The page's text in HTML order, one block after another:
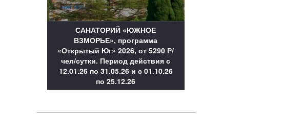
САНАТОРИЙ «ЮЖНОЕ
ВЗМОРЬЕ», программа
«Открытый Юг» 2026, от 5290 Р/
чел/сутки. Период действия с
12.01.26 по 31.05.26 и с 01.10.26
по 25.12.26